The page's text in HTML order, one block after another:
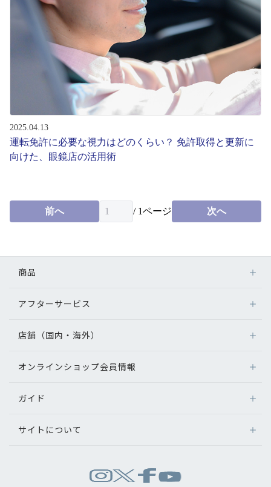
2025.04.13
運転免許に必要な視力はどのくらい？ 免許取得と更新に
向けた、眼鏡店の活用術
前へ / 1ページ 次へ
商品
メガネ
サングラス
補聴器
グッズ・小物
アフターサービス
アフターサービス
メガネの不具合、修理について
補聴器に関するアフターサービス
店舗（国内・海外）
店舗検索
オンラインショップ会員情報
ログイン
ガイド
オンラインショップご利用ガイド
サイトについて